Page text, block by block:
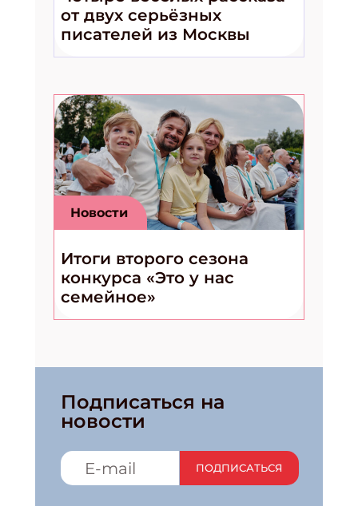
от двух серьёзных
писателей из Москвы
Новости
Итоги второго сезона
конкурса «Это у нас
семейное»
Подписаться на
новости
ПОДПИСАТЬСЯ